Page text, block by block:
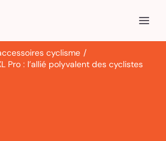
cyclisme
Pro : l’allié polyvalent des cyclistes